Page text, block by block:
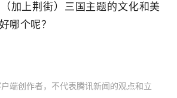
加上荆街）三国主题的文化和美
哪个呢？
端创作者，不代表腾讯新闻的观点和立